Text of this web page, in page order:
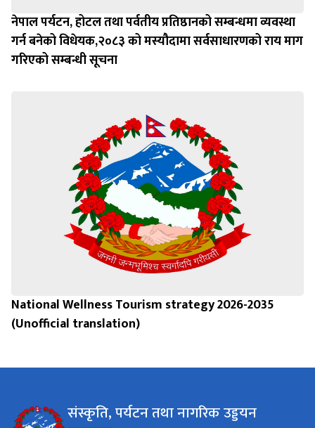
नेपाल पर्यटन, होटल तथा पर्वतीय प्रतिष्ठानको सम्बन्धमा व्यवस्था
गर्न बन‍ेको विधेयक,२०८३ को मस्यौदामा सर्वसाधारणको राय माग
गरिएको सम्बन्धी सूचना
National Wellness Tourism strategy 2026-2035
(Unofficial translation)
संस्कृति, पर्यटन तथा नागरिक उड्डयन